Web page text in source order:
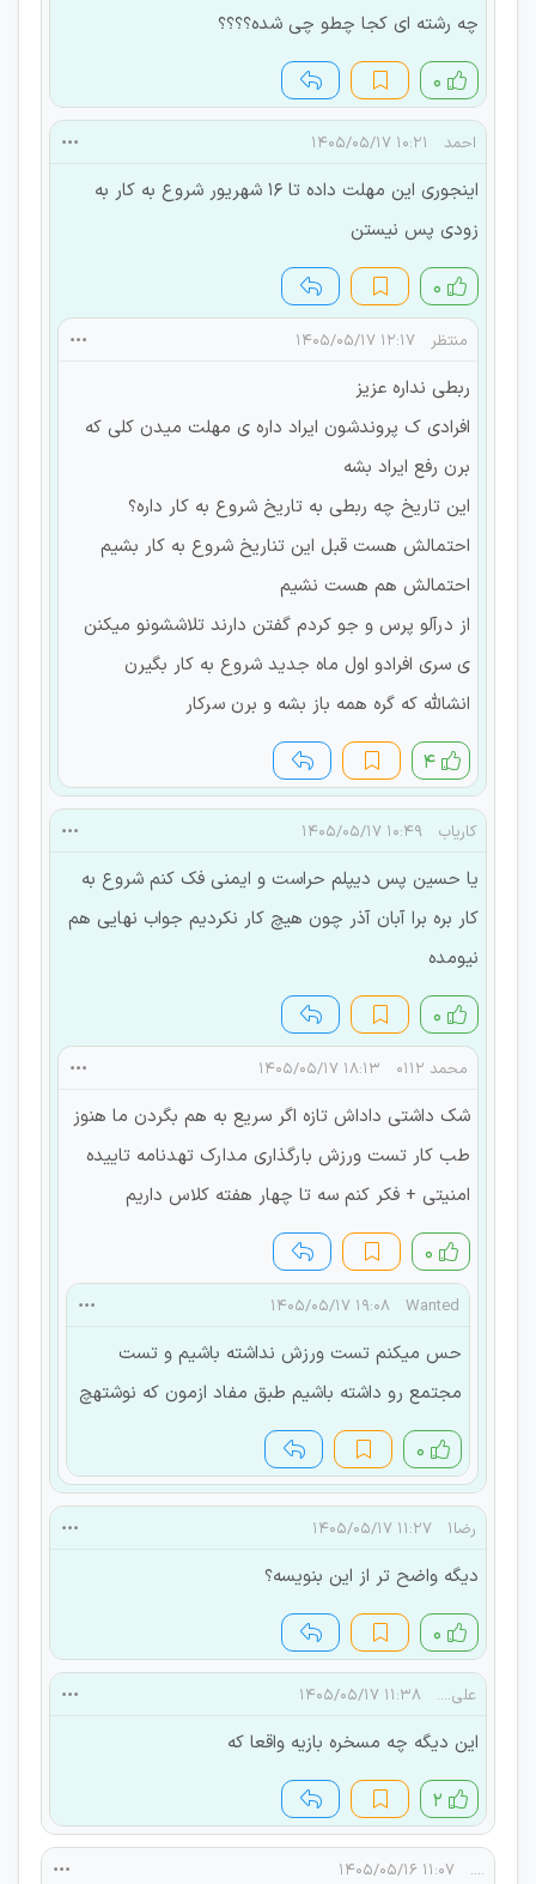
چه رشته ای کجا چطو چی شده؟؟؟؟
۰
احمد ۱۰:۲۱ ۱۴۰۵/۰۵/۱۷
اینجوری این مهلت داده تا 16 شهریور شروع به کار به
زودی پس نیستن
۰
منتظر ۱۲:۱۷ ۱۴۰۵/۰۵/۱۷
ربطی نداره عزیز
افرادی ک پروندشون ایراد داره ی مهلت میدن کلی که
برن رفع ایراد بشه
این تاریخ چه ربطی به تاریخ شروع به کار داره؟
احتمالش هست قبل این تناریخ شروع به کار بشیم
احتمالش هم هست نشیم
از درآلو پرس و جو کردم گفتن دارند تلاششونو میکنن
ی سری افرادو اول ماه جدید شروع به کار بگیرن
انشالله که گره همه باز بشه و برن سرکار
۴
کاریاب ۱۰:۴۹ ۱۴۰۵/۰۵/۱۷
یا حسین پس دیپلم حراست و ایمنی فک کنم شروع به
کار بره برا آبان آذر چون هیچ کار نکردیم جواب نهایی هم
نیومده
۰
محمد 0112 ۱۸:۱۳ ۱۴۰۵/۰۵/۱۷
شک داشتی داداش تازه اگر سریع به هم بگردن ما هنوز
طب کار تست ورزش بارگذاری مدارک تهدنامه تاییده
امنیتی + فکر کنم سه تا چهار هفته کلاس داریم
۰
Wanted ۱۹:۰۸ ۱۴۰۵/۰۵/۱۷
حس میکنم تست ورزش نداشته باشیم و تست
مجتمع رو داشته باشیم طبق مفاد ازمون که نوشتهچ
۰
رضا۱ ۱۱:۲۷ ۱۴۰۵/۰۵/۱۷
دیگه واضح تر از این بنویسه؟
۰
علی.... ۱۱:۳۸ ۱۴۰۵/۰۵/۱۷
این دیگه چه مسخره بازیه واقعا که
۲
.... ۱۱:۰۷ ۱۴۰۵/۰۵/۱۶